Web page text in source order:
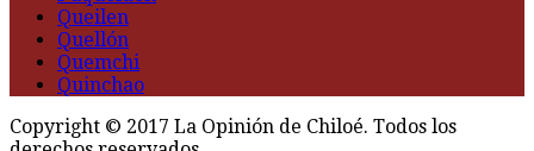
Queilen
Quellón
Quemchi
Quinchao
Copyright © 2017 La Opinión de Chiloé. Todos los